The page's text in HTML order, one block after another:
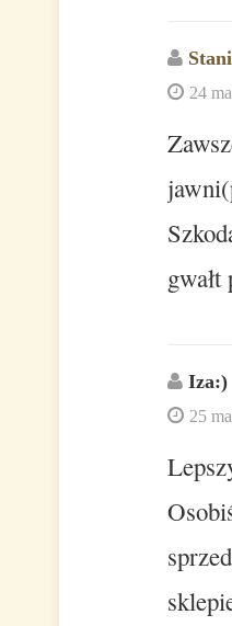
24
Iza:)
25